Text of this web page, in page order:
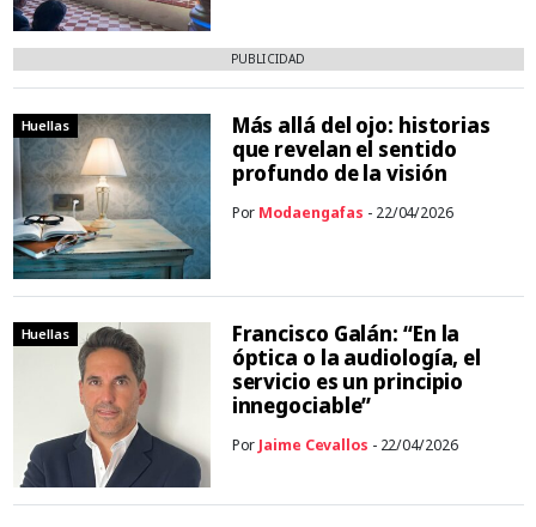
PUBLICIDAD
Huellas
Más allá del ojo: historias
que revelan el sentido
profundo de la visión
Por Modaengafas - 22/04/2026
Huellas
Francisco Galán: “En la
óptica o la audiología, el
servicio es un principio
innegociable”
Por Jaime Cevallos - 22/04/2026